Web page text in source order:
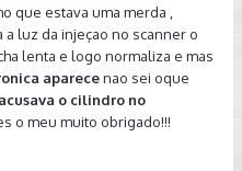
que estava uma merda ,
luz da injeçao no scanner o
lenta e logo normaliza e mas
aparecenao sei oque
o cilindro no
o meu muito obrigado!!!